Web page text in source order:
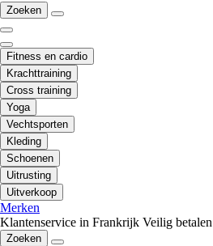
Zoeken
Fitness en cardio
Krachttraining
Cross training
Yoga
Vechtsporten
Kleding
Schoenen
Uitrusting
Uitverkoop
Merken
Klantenservice in Frankrijk Veilig betalen
Zoeken